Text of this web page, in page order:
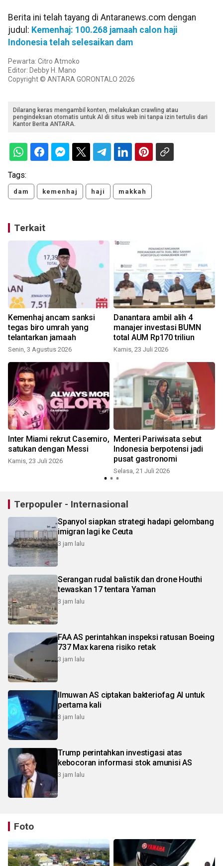
Berita ini telah tayang di Antaranews.com dengan
judul: Kemenhaj: 100.268 jamaah calon haji
Indonesia telah selesaikan dam
Pewarta: Citro Atmoko
Editor: Debby H. Mano
Copyright © ANTARA GORONTALO 2026
Dilarang keras mengambil konten, melakukan crawling atau
pengindeksan otomatis untuk AI di situs web ini tanpa izin tertulis dari
Kantor Berita ANTARA.
Tags:
dam kemenhaj haji makkah
Terkait
Kemenhaj ancam sanksi
tegas biro umrah yang
telantarkan jamaah
Senin, 3 Agustus 2026
Danantara ambil alih 4
manajer investasi BUMN
total AUM Rp170 triliun
Kamis, 23 Juli 2026
Inter Miami rekrut Casemiro,
satukan dengan Messi
Kamis, 23 Juli 2026
Menteri Pariwisata sebut
Indonesia berpotensi jadi
pusat gastronomi
Selasa, 21 Juli 2026
Terpopuler - Internasional
Spanyol siapkan strategi hadapi gelombang
imigran lagi ke Ceuta
3 jam lalu
Serangan rudal balistik dan drone Houthi
tewaskan 17 tentara Yaman
3 jam lalu
FAA AS perintahkan inspeksi ratusan Boeing
737 Max karena risiko retak
3 jam lalu
Ilmuwan AS ciptakan bakteriofag AI untuk
pertama kali
3 jam lalu
Trump perintahkan investigasi atas
kebocoran informasi stok amunisi AS
3 jam lalu
Foto